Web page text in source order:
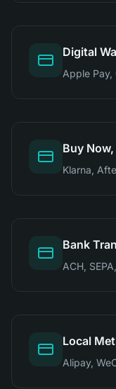
Digital
Apple Pay,
Buy
Klarna,
Bank
ACH,
Local
Alipay,